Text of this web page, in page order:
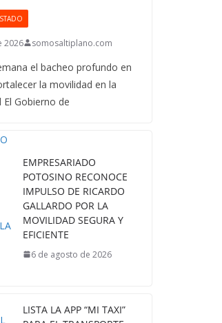
2026 somosaltiplano.com
el bacheo profundo en
la movilidad en la
Gobierno de
EMPRESARIADO
POTOSINO RECONOCE
IMPULSO DE RICARDO
GALLARDO POR LA
MOVILIDAD SEGURA Y
EFICIENTE
6 de agosto de 2026
LISTA LA APP “MI TAXI”